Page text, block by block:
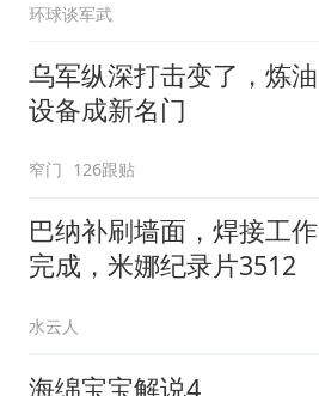
环球谈军武
乌军纵深打击变了，炼油
设备成新名门
窄门 126跟贴
巴纳补刷墙面，焊接工作
完成，米娜纪录片3512
水云人
海绵宝宝解说4